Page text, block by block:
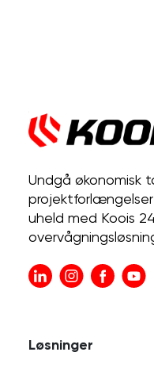
Undgå økonomisk
uheld med Koois
Løsninger